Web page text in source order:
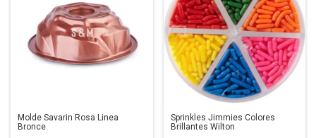
Molde Savarin Rosa Linea
Bronce
Sprinkles Jimmies Colores
Brillantes Wilton